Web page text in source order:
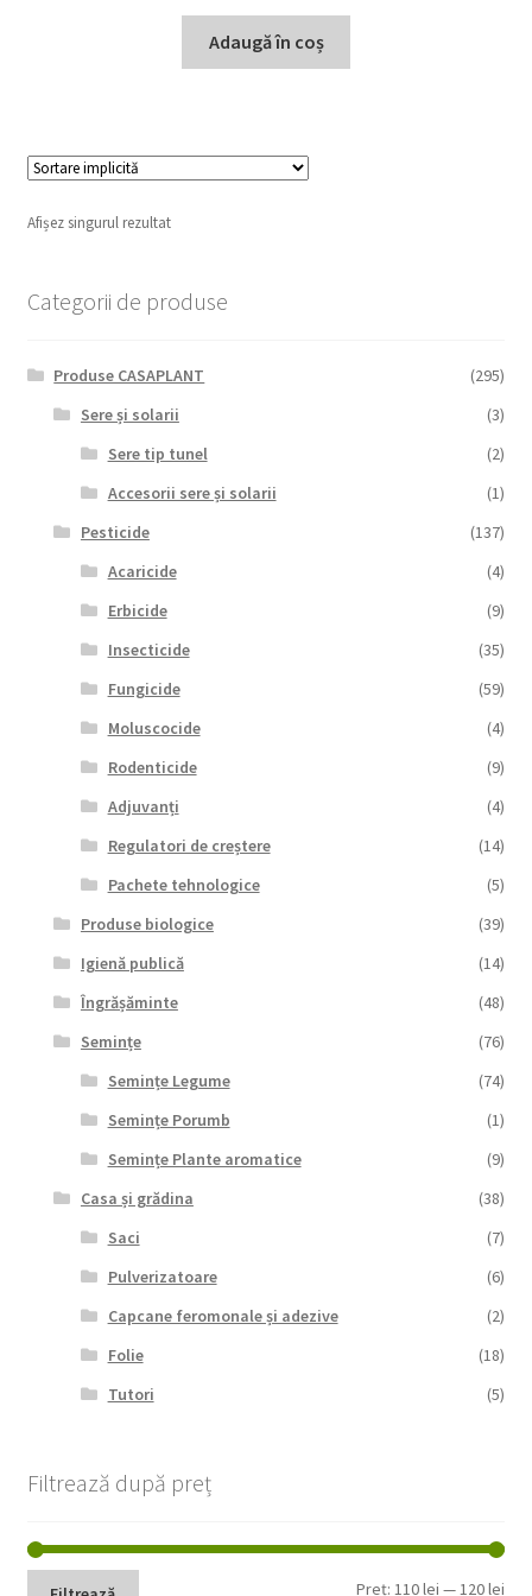
Adaugă în coș
Afișez singurul rezultat
Categorii de produse
Produse CASAPLANT
(295)
Sere și solarii
(3)
Sere tip tunel
(2)
Accesorii sere și solarii
(1)
Pesticide
(137)
Acaricide
(4)
Erbicide
(9)
Insecticide
(35)
Fungicide
(59)
Moluscocide
(4)
Rodenticide
(9)
Adjuvanți
(4)
Regulatori de creștere
(14)
Pachete tehnologice
(5)
Produse biologice
(39)
Igienă publică
(14)
Îngrășăminte
(48)
Semințe
(76)
Semințe Legume
(74)
Semințe Porumb
(1)
Semințe Plante aromatice
(9)
Casa și grădina
(38)
Saci
(7)
Pulverizatoare
(6)
Capcane feromonale și adezive
(2)
Folie
(18)
Tutori
(5)
Filtrează după preț
Preț:110 lei —120 lei